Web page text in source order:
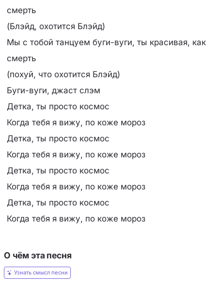
смерть
(Блэйд, охотится Блэйд)
Мы с тобой танцуем буги-вуги, ты красивая, как
смерть
(похуй, что охотится Блэйд)
Буги-вуги, джаст слэм
Детка, ты просто космос
Когда тебя я вижу, по коже мороз
Детка, ты просто космос
Когда тебя я вижу, по коже мороз
Детка, ты просто космос
Когда тебя я вижу, по коже мороз
Детка, ты просто космос
Когда тебя я вижу, по коже мороз
О чём эта песня
Узнать смысл песни